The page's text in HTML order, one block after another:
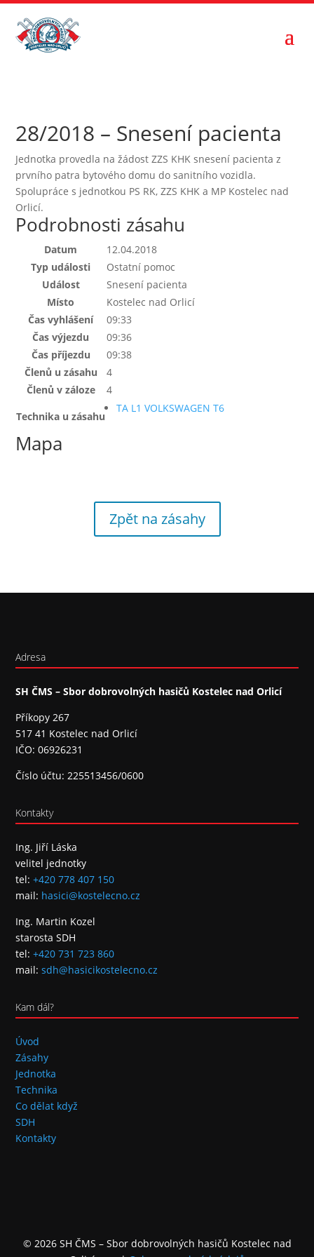
28/2018 – Snesení pacienta
Jednotka provedla na žádost ZZS KHK snesení pacienta z
prvního patra bytového domu do sanitního vozidla.
Spolupráce s jednotkou PS RK, ZZS KHK a MP Kostelec nad
Orlicí.
Podrobnosti zásahu
Datum
12.04.2018
Typ události
Ostatní pomoc
Událost
Snesení pacienta
Místo
Kostelec nad Orlicí
Čas vyhlášení
09:33
Čas výjezdu
09:36
Čas příjezdu
09:38
Členů u zásahu
4
Členů v záloze
4
Technika u zásahu
TA L1 VOLKSWAGEN T6
Mapa
Zpět na zásahy
Adresa
SH ČMS – Sbor dobrovolných hasičů Kostelec nad Orlicí
Příkopy 267
517 41 Kostelec nad Orlicí
IČO: 06926231
Číslo účtu: 225513456/0600
Kontakty
Ing. Jiří Láska
velitel jednotky
tel:+420 778 407 150
mail: hasici@kostelecno.cz
Ing. Martin Kozel
starosta SDH
tel:+420 731 723 860
mail:sdh@hasicikostelecno.cz
Kam dál?
Úvod
Zásahy
Jednotka
Technika
Co dělat když
SDH
Kontakty
© 2026 SH ČMS – Sbor dobrovolných hasičů Kostelec nad